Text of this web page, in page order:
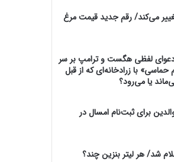
می‌کند/ رقم جدید قیمت مرغ
لفظی هگست و ترامپ بر سر
با زرادخانه‌ای که از قبل
یا می‌رود؟
برای ثبت‌نام امسال در
شد/ هر لیتر بنزین چند؟